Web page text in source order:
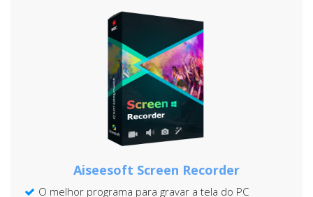
Aiseesoft Screen Recorder
O melhor programa para gravar a tela do PC